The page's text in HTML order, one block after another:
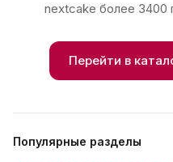
nextcake более 3400
Перейти в
Популярные разделы